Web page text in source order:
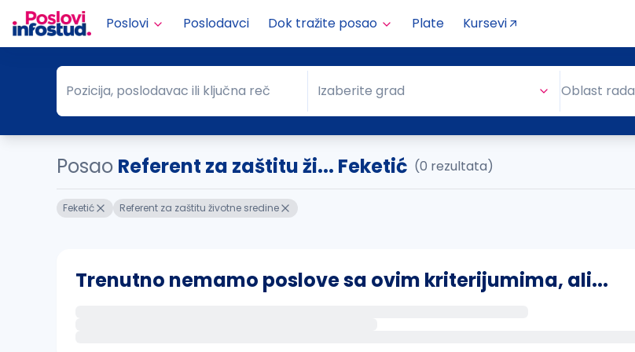
Poslovi Poslodavci Dok tražite posao Plate Kursevi
Pozicija, poslodavac ili ključna reč
Pozicija, poslodavac ili ključna reč Grad
Izaberite grad Oblast rada
Posao Referent za zaštitu ži... Feketić (0 rezultata)
Feketić Referent za zaštitu životne sredine
Trenutno nemamo poslove sa ovim kriterijumima, ali...